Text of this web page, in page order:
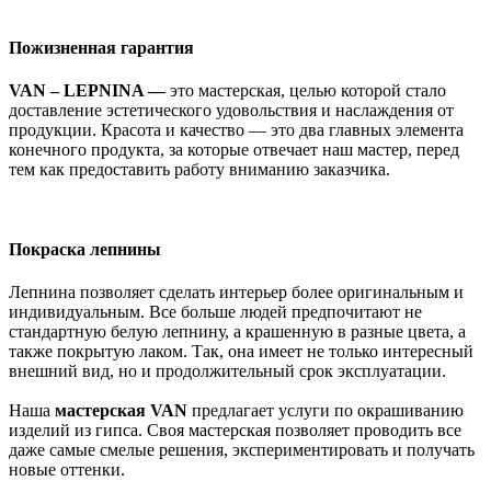
Пожизненная гарантия
VAN – LEPNINA —это мастерская, целью которой стало
доставление эстетического удовольствия и наслаждения от
продукции. Красота и качество — это два главных элемента
конечного продукта, за которые отвечает наш мастер, перед
тем как предоставить работу вниманию заказчика.
Покраска лепнины
Лепнина позволяет сделать интерьер более оригинальным и
индивидуальным. Все больше людей предпочитают не
стандартную белую лепнину, а крашенную в разные цвета, а
также покрытую лаком. Так, она имеет не только интересный
внешний вид, но и продолжительный срок эксплуатации.
Наша мастерская VAN предлагает услуги по окрашиванию
изделий из гипса. Своя мастерская позволяет проводить все
даже самые смелые решения, экспериментировать и получать
новые оттенки.